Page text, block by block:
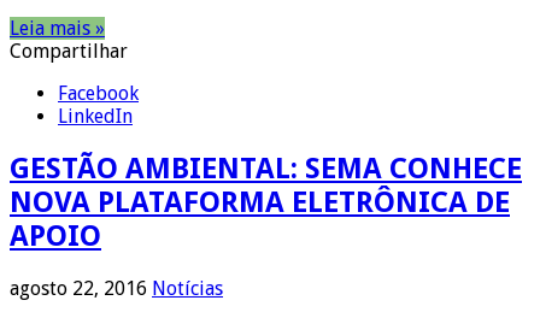
Leia mais »
Compartilhar
Facebook
LinkedIn
GESTÃO AMBIENTAL: SEMA CONHECE
NOVA PLATAFORMA ELETRÔNICA DE
APOIO
agosto 22, 2016 Notícias